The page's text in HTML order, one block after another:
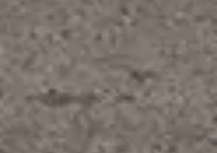
Dostępne od ręki
Nasze samochody nowe